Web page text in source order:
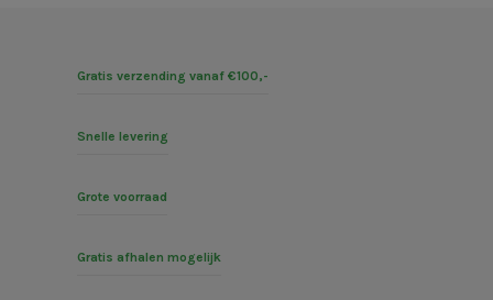
Gratis verzending vanaf €100,-
Snelle levering
Grote voorraad
Gratis afhalen mogelijk